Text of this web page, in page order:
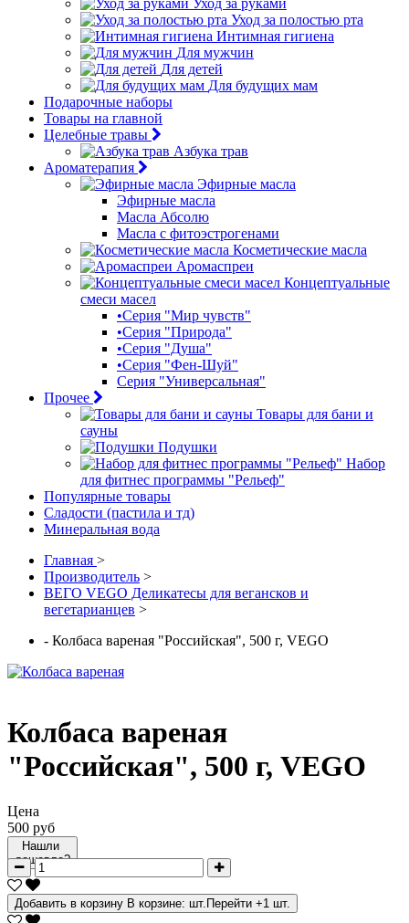
Уход за руками
Уход за полостью рта
Интимная гигиена
Для мужчин
Для детей
Для будущих мам
Подарочные наборы
Товары на главной
Целебные травы
Азбука трав
Ароматерапия
Эфирные масла
Эфирные масла
Масла Абсолю
Масла с фитоэстрогенами
Косметические масла
Аромаспреи
Концептуальные
смеси масел
•Серия "Мир чувств"
•Серия "Природа"
•Серия "Душа"
•Серия "Фен-Шуй"
Серия "Универсальная"
Прочее
Товары для бани и
сауны
Подушки
Набор
для фитнес программы "Рельеф"
Популярные товары
Сладости (пастила и тд)
Минеральная вода
Главная >
Производитель >
ВЕГО VEGO Деликатесы для вегансков и
вегетарианцев >
- Колбаса вареная "Российская", 500 г, VEGO
Колбаса вареная
"Российская", 500 г, VEGO
Цена
500 руб
Нашли
дешевле?
Добавить в корзину В корзине: шт. Перейти +1 шт.